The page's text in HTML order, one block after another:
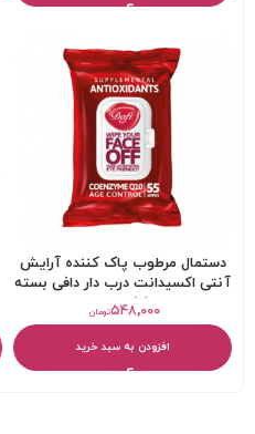
دستمال مرطوب پاک کننده آرایش
آنتی اکسیدانت درب دار دافی بسته
55 عددی
تومان۵۴۸,۰۰۰
افزودن به سبد خرید